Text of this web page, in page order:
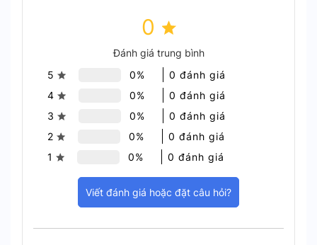
Chất lượng hình ảnh 4K sắc nét
Sạc nhanh 100W và Truyền dữ
liệu siêu tốc
Thiết bị tích hợp cổngUSB-C Power Delivery (PD)
100W. Cho phép bạn sạc đầy pin cho laptop trong
0
Đánh giá trung bình
5
0%
0 đánh giá
4
0%
0 đánh giá
3
0%
0 đánh giá
2
0%
0 đánh giá
1
0% 0 đánh giá
Viết đánh giá hoặc đặt câu hỏi?